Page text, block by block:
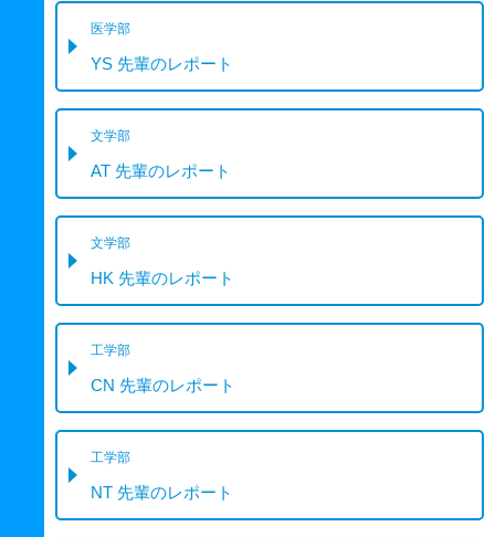
医学部
YS 先輩のレポート
文学部
AT 先輩のレポート
文学部
HK 先輩のレポート
工学部
CN 先輩のレポート
工学部
NT 先輩のレポート